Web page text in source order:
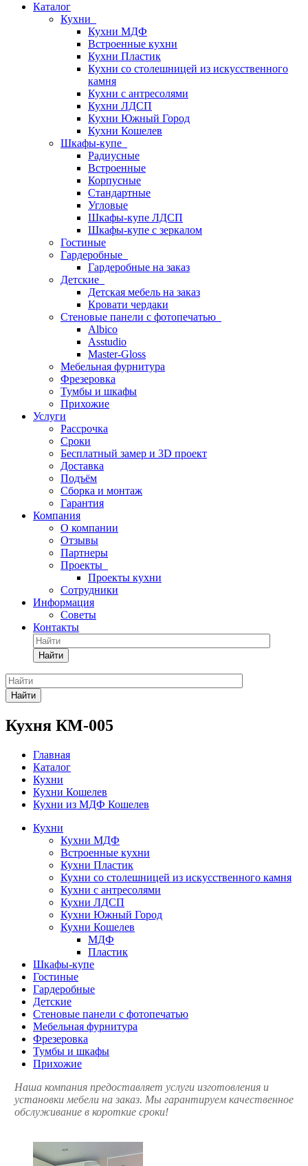
Каталог
Кухни
Кухни МДФ
Встроенные кухни
Кухни Пластик
Кухни со столешницей из искусcтвенного
камня
Кухни с антресолями
Кухни ЛДСП
Кухни Южный Город
Кухни Кошелев
Шкафы-купе
Радиусные
Встроенные
Корпусные
Стандартные
Угловые
Шкафы-купе ЛДСП
Шкафы-купе с зеркалом
Гостиные
Гардеробные
Гардеробные на заказ
Детские
Детская мебель на заказ
Кровати чердаки
Стеновые панели с фотопечатью
Albico
Asstudio
Master-Gloss
Мебельная фурнитура
Фрезеровка
Тумбы и шкафы
Прихожие
Услуги
Рассрочка
Сроки
Бесплатный замер и 3D проект
Доставка
Подъём
Сборка и монтаж
Гарантия
Компания
О компании
Отзывы
Партнеры
Проекты
Проекты кухни
Сотрудники
Информация
Советы
Контакты
Найти
Найти
Кухня КМ-005
Главная
Каталог
Кухни
Кухни Кошелев
Кухни из МДФ Кошелев
Кухни
Кухни МДФ
Встроенные кухни
Кухни Пластик
Кухни со столешницей из искусcтвенного камня
Кухни с антресолями
Кухни ЛДСП
Кухни Южный Город
Кухни Кошелев
МДФ
Пластик
Шкафы-купе
Гостиные
Гардеробные
Детские
Стеновые панели с фотопечатью
Мебельная фурнитура
Фрезеровка
Тумбы и шкафы
Прихожие
Наша компания предоставляет услуги изготовления и
установки мебели на заказ. Мы гарантируем качественное
обслуживание в короткие сроки!